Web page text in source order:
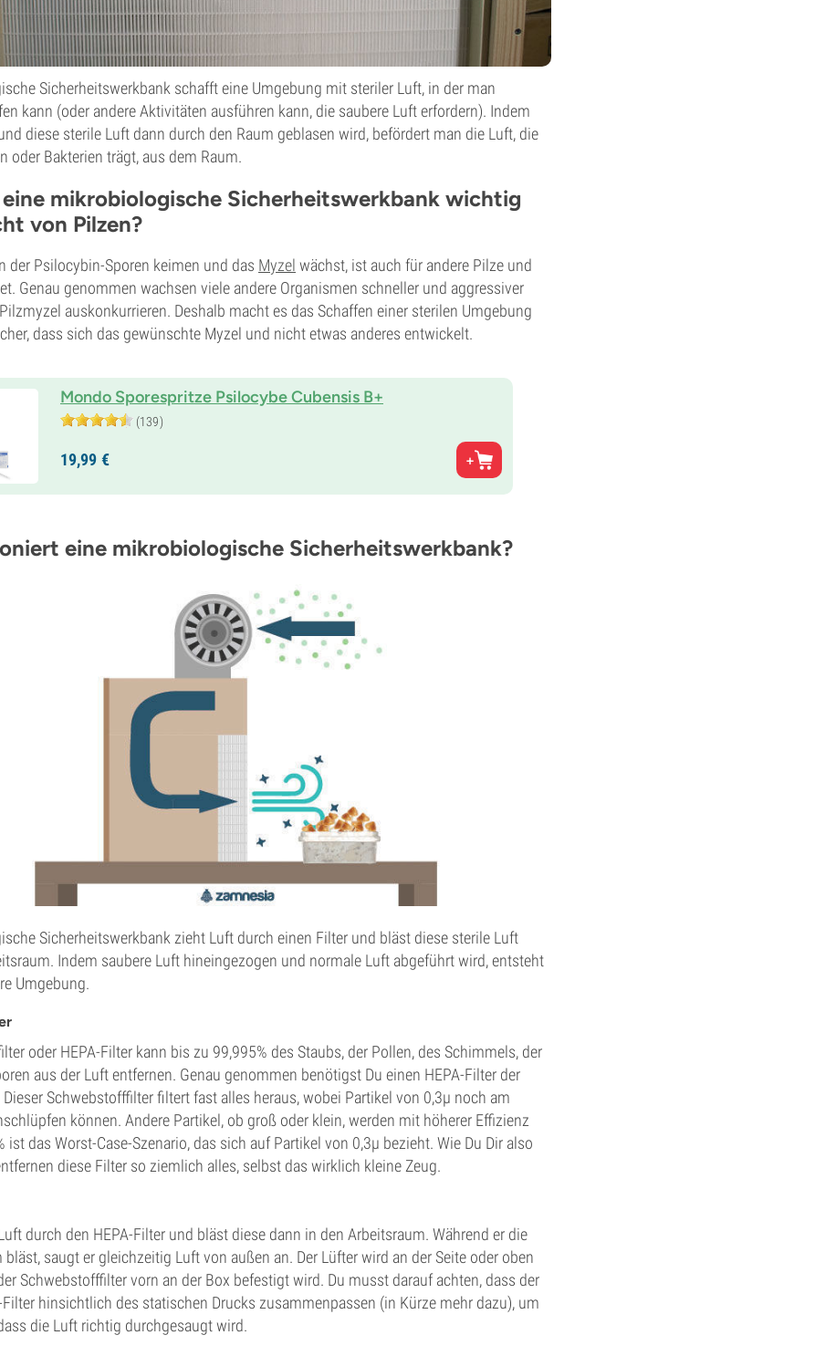
Sicherheitswerkbank schafft eine Umgebung mit steriler Luft, in der man
kann (oder andere Aktivitäten ausführen kann, die saubere Luft erfordern). Indem
diese sterile Luft dann durch den Raum geblasen wird, befördert man die Luft, die
oder Bakterien trägt, aus dem Raum.
mikrobiologische Sicherheitswerkbank wichtig
von Pilzen?
der Psilocybin-Sporen keimen und das Myzel wächst, ist auch für andere Pilze und
Genau genommen wachsen viele andere Organismen schneller und aggressiver
auskonkurrieren. Deshalb macht es das Schaffen einer sterilen Umgebung
dass sich das gewünschte Myzel und nicht etwas anderes entwickelt.
Mondo Sporespritze Psilocybe Cubensis B+
(139)
19,99 €
eine mikrobiologische Sicherheitswerkbank?
Sicherheitswerkbank zieht Luft durch einen Filter und bläst diese sterile Luft
Indem saubere Luft hineingezogen und normale Luft abgeführt wird, entsteht
Umgebung.
oder HEPA-Filter kann bis zu 99,995% des Staubs, der Pollen, des Schimmels, der
aus der Luft entfernen. Genau genommen benötigst Du einen HEPA-Filter der
Schwebstofffilter filtert fast alles heraus, wobei Partikel von 0,3µ noch am
können. Andere Partikel, ob groß oder klein, werden mit höherer Effizienz
ist das Worst-Case-Szenario, das sich auf Partikel von 0,3µ bezieht. Wie Du Dir also
diese Filter so ziemlich alles, selbst das wirklich kleine Zeug.
durch den HEPA-Filter und bläst diese dann in den Arbeitsraum. Während er die
bläst, saugt er gleichzeitig Luft von außen an. Der Lüfter wird an der Seite oder oben
Schwebstofffilter vorn an der Box befestigt wird. Du musst darauf achten, dass der
Filter hinsichtlich des statischen Drucks zusammenpassen (in Kürze mehr dazu), um
die Luft richtig durchgesaugt wird.